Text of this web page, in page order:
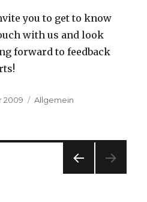
you to get to know
with us and look
forward to feedback
2009 Kategorien
Allgemein